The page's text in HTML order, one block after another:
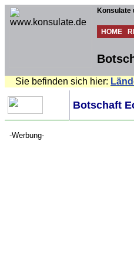
Konsulate
HOME
Sie befinden sich hier:
Botschaft
-Werbung-